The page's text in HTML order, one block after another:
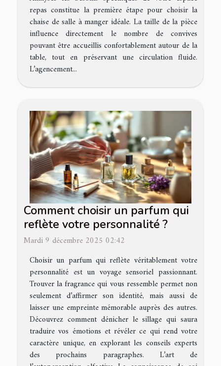
repas constitue la première étape pour choisir la
chaise de salle à manger idéale. La taille de la pièce
influence directement le nombre de convives
pouvant être accueillis confortablement autour de la
table, tout en préservant une circulation fluide.
L’agencement...
Comment choisir un parfum qui
reflète votre personnalité ?
Mardi 9 décembre 2025 02:42
Choisir un parfum qui reflète véritablement votre
personnalité est un voyage sensoriel passionnant.
Trouver la fragrance qui vous ressemble permet non
seulement d’affirmer son identité, mais aussi de
laisser une empreinte mémorable auprès des autres.
Découvrez comment dénicher le sillage qui saura
traduire vos émotions et révéler ce qui rend votre
caractère unique, en explorant les conseils experts
des prochains paragraphes. L’art de